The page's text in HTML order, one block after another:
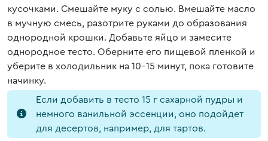
кусочками. Смешайте муку с солью. Вмешайте масло
в мучную смесь, разотрите руками до образования
однородной крошки. Добавьте яйцо и замесите
однородное тесто. Оберните его пищевой пленкой и
уберите в холодильник на 10-15 минут, пока готовите
начинку.
Если добавить в тесто 15 г сахарной пудры и
немного ванильной эссенции, оно подойдет
для десертов, например, для тартов.